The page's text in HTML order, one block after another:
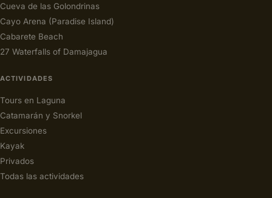
Cueva de las Golondrinas
Cayo Arena (Paradise Island)
Cabarete Beach
27 Waterfalls of Damajagua
ACTIVIDADES
Tours en Laguna
Catamarán y Snorkel
Excursiones
Kayak
Privados
Todas las actividades